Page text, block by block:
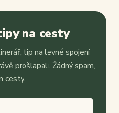
na cesty
tip na levné spojení
prošlapali. Žádný spam,
cesty.